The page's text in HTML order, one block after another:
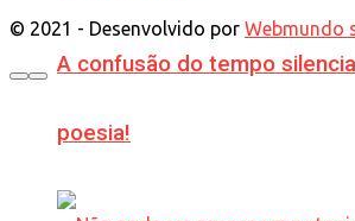
A confusão do tempo
poesia!
© 2021 - Desenvolvido por Webmundo